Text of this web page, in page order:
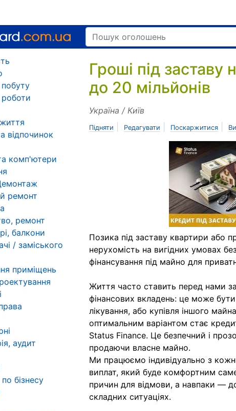
Гроші під заставу
до 20 мільйонів
Україна / Київ
Підняти Редагувати Поскаржитися
Позика під заставу квартири або
нерухомість на вигідних умовах
фінансування під майно для
Життя часто ставить перед нами
фінансових вкладень: це може
лікування, або купівля іншого
оптимальним варіантом стає
Status Finance. Це безпечний і
продаючи власне майно.
Ми працюємо індивідуально з
виплат, який буде комфортним
причин для відмови, а навпаки —
складних ситуаціях.
відпочинок
комп'ютери
ремонт
ремонт
балкони
/ заміського
приміщень
аудит
бізнесу